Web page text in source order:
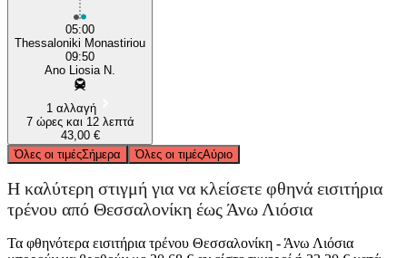
05:00
Thessaloniki Monastiriou
09:50
Ano Liosia N.
1 αλλαγή
7 ώρες και 12 λεπτά
43,00 €
Όλες οι τιμέςΣήμερα Όλες οι τιμέςΑύριο
Η καλύτερη στιγμή για να κλείσετε φθηνά εισιτήρια
τρένου από Θεσσαλονίκη έως Άνω Λιόσια
Τα φθηνότερα εισιτήρια τρένου Θεσσαλονίκη - Άνω Λιόσια